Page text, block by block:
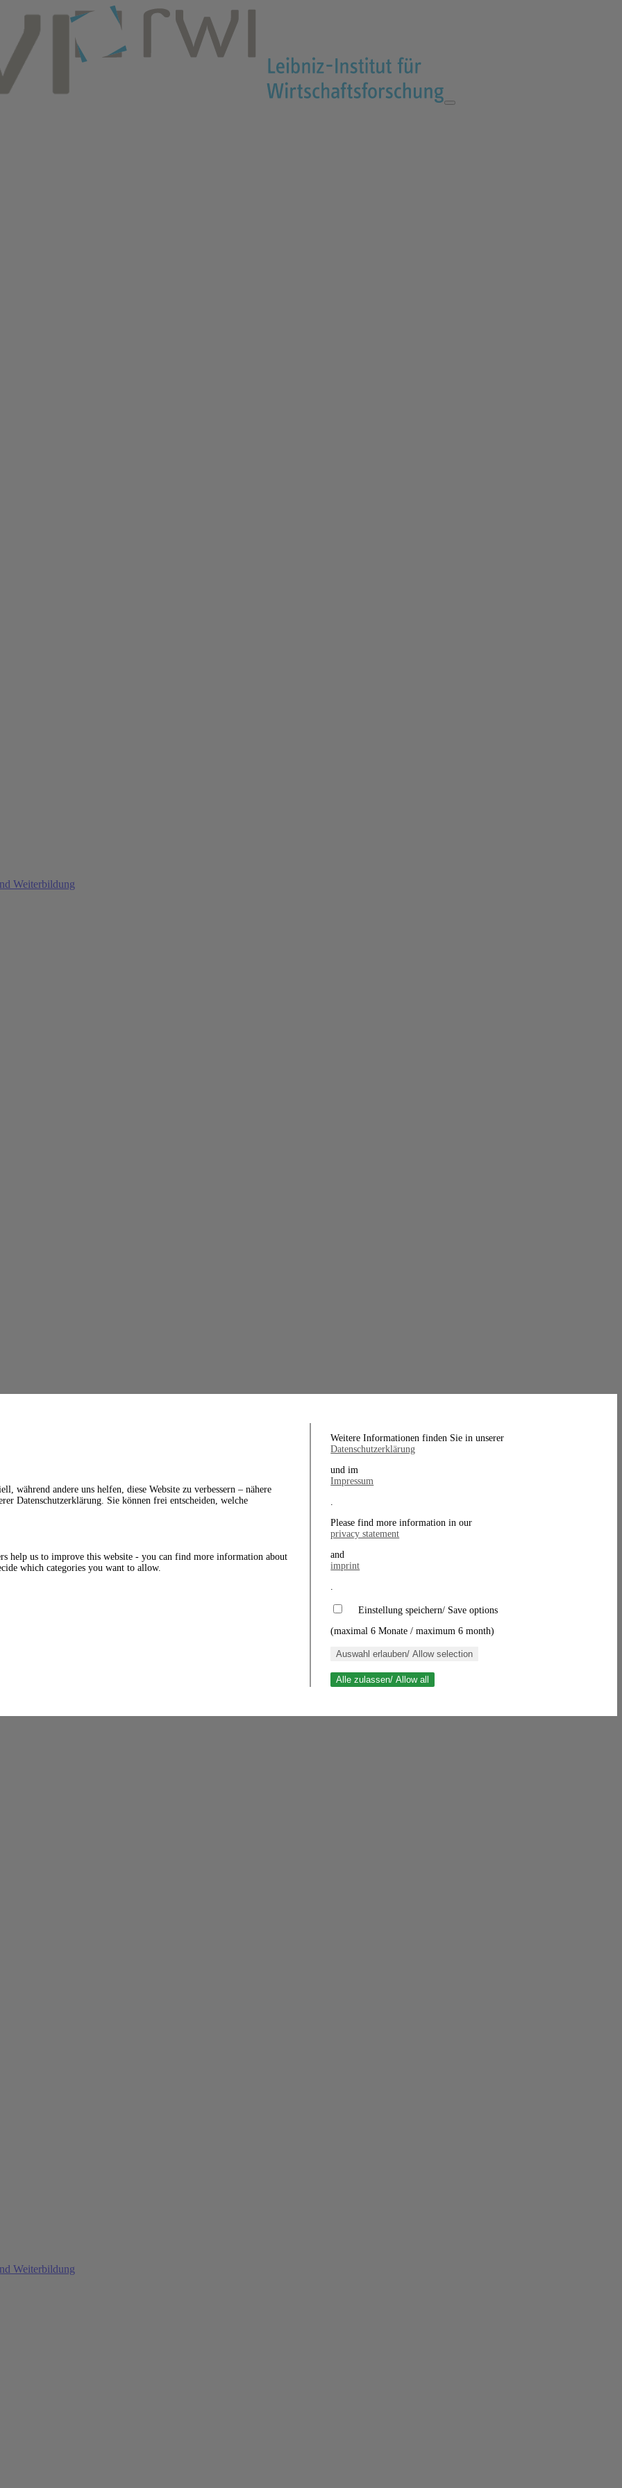
Weiterbildung
Weiterbildung
während andere uns helfen, diese Website zu verbessern – nähere
Datenschutzerklärung. Sie können frei entscheiden, welche
help us to improve this website - you can find more information about
which categories you want to allow.
Weitere Informationen finden Sie in unserer
Datenschutzerklärung
und im
Impressum
.
Please find more information in our
privacy statement
and
imprint
.
Einstellung speichern/ Save options
(maximal 6 Monate / maximum 6 month)
Auswahl erlauben/ Allow selection
Alle zulassen/ Allow all